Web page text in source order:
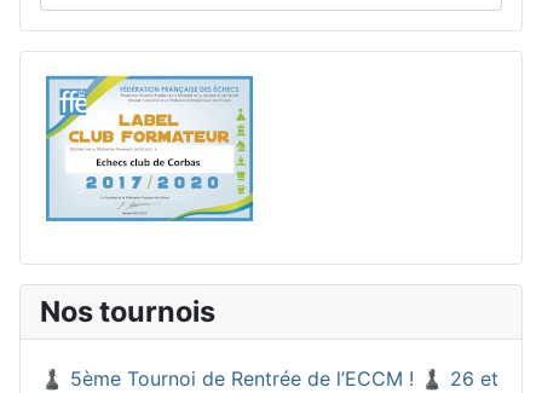
Nos tournois
♟️ 5ème Tournoi de Rentrée de l’ECCM ! ♟️ 26 et